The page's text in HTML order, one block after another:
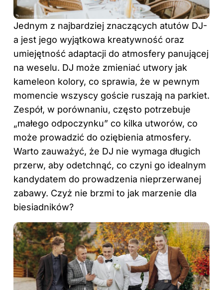
Jednym z najbardziej znaczących atutów DJ-
a jest jego wyjątkowa kreatywność oraz
umiejętność adaptacji do atmosfery panującej
na weselu. DJ może zmieniać utwory jak
kameleon kolory, co sprawia, że w pewnym
momencie wszyscy goście ruszają na parkiet.
Zespół, w porównaniu, często potrzebuje
„małego odpoczynku” co kilka utworów, co
może prowadzić do oziębienia atmosfery.
Warto zauważyć, że DJ nie wymaga długich
przerw, aby odetchnąć, co czyni go idealnym
kandydatem do prowadzenia nieprzerwanej
zabawy. Czyż nie brzmi to jak marzenie dla
biesiadników?